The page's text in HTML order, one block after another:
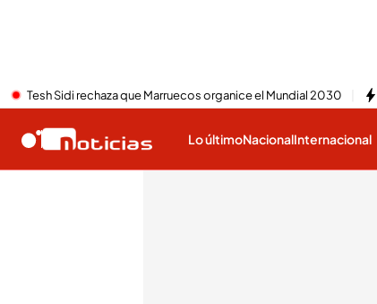
Tesh Sidi rechaza que Marruecos organice el Mundial 2030
Lo últimoNacionalInternacional